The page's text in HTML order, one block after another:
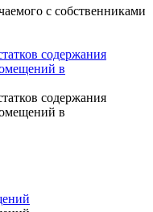
с собственниками
содержания
в
содержания
в